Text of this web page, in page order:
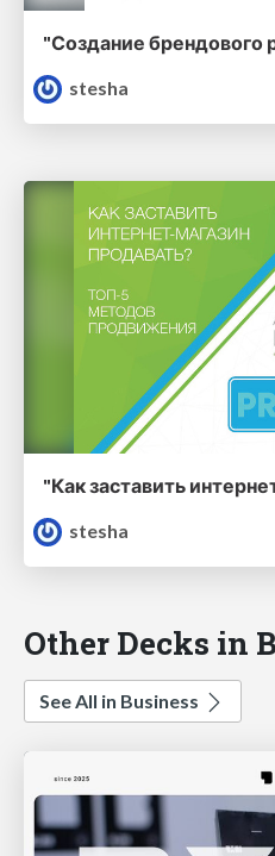
stesha
stesha
Other Decks in
See All in Business